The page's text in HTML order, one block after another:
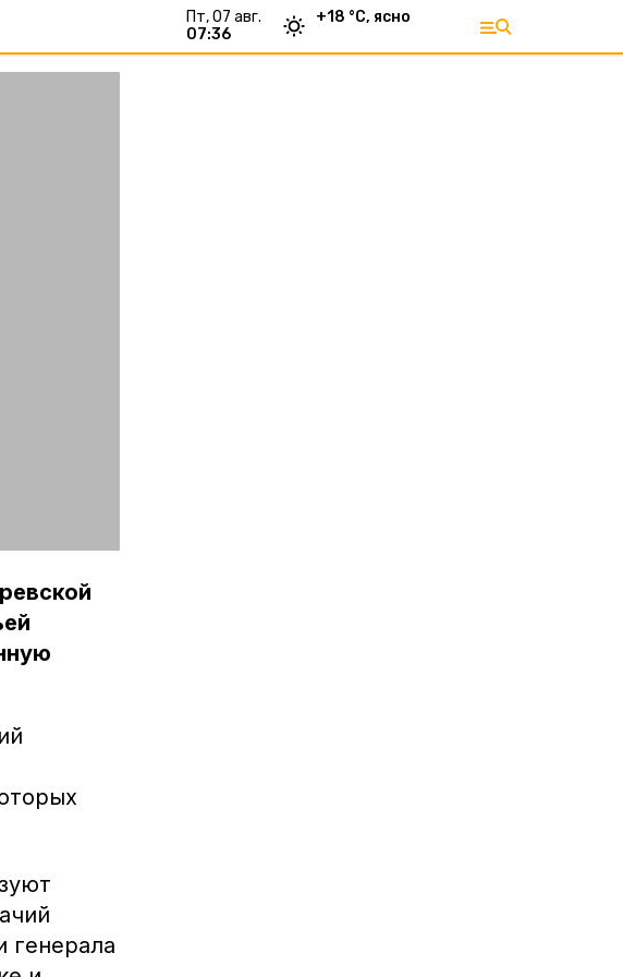
пт, 07 авг.
07:36
+18 °С, ясно
генерала